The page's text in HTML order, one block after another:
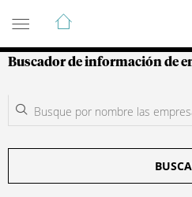
Guía de Empresas
Buscador de información de